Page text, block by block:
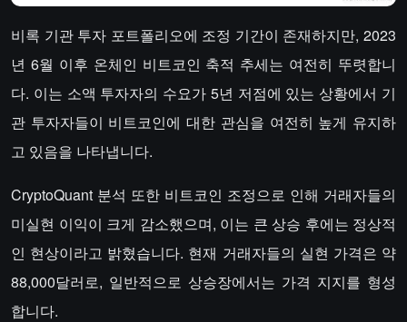
비록 기관 투자 포트폴리오에 조정 기간이 존재하지만, 2023
년 6월 이후 온체인 비트코인 축적 추세는 여전히 뚜렷합니
다. 이는 소액 투자자의 수요가 5년 저점에 있는 상황에서 기
관 투자자들이 비트코인에 대한 관심을 여전히 높게 유지하
고 있음을 나타냅니다.
CryptoQuant 분석 또한 비트코인 조정으로 인해 거래자들의
미실현 이익이 크게 감소했으며, 이는 큰 상승 후에는 정상적
인 현상이라고 밝혔습니다. 현재 거래자들의 실현 가격은 약
88,000달러로, 일반적으로 상승장에서는 가격 지지를 형성
합니다.